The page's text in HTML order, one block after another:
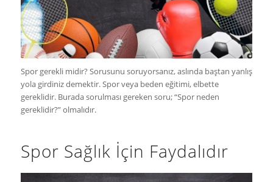
Spor gerekli midir? Sorusunu soruyorsanız, aslında baştan yanlış
yola girdiniz demektir. Spor veya beden eğitimi, elbette
gereklidir. Burada sorulması gereken soru; “Spor neden
gereklidir?” olmalıdır.
Spor Sağlık İçin Faydalıdır